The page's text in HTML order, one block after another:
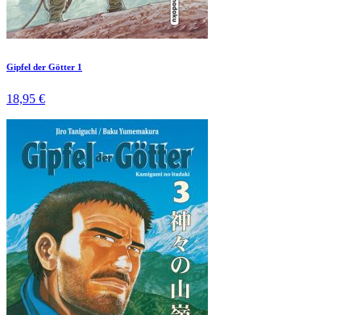
Gipfel der Götter 1
18,95 €